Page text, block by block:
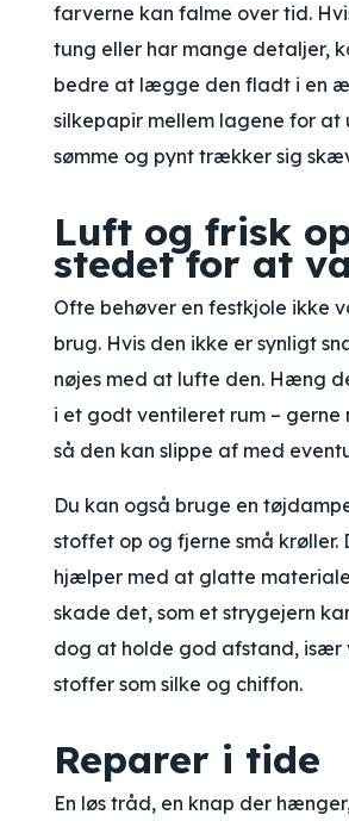
farverne kan falme over tid.
tung eller har mange detaljer,
bedre at lægge den fladt i en
silkepapir mellem lagene for at
sømme og pynt trækker sig
Luft og frisk
stedet for at
Ofte behøver en festkjole ikke
brug. Hvis den ikke er synligt
nøjes med at lufte den. Hæng
i et godt ventileret rum – gerne
så den kan slippe af med
Du kan også bruge en
stoffet op og fjerne små krøller.
hjælper med at glatte
skade det, som et strygejern
dog at holde god afstand, især
stoffer som silke og chiffon.
Reparer i tide
En løs tråd, en knap der